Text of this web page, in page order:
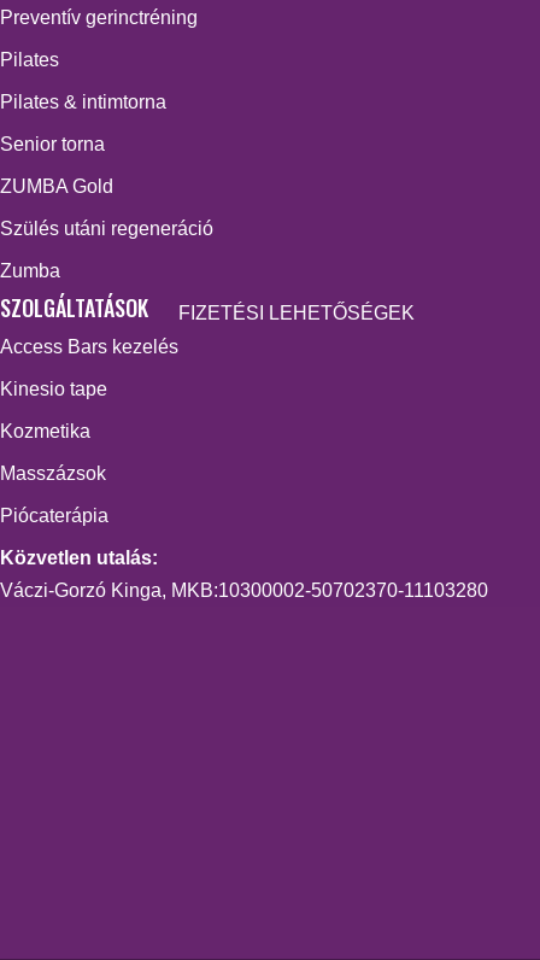
Preventív gerinctréning
Pilates
Pilates & intimtorna
Senior torna
ZUMBA Gold
Szülés utáni regeneráció
Zumba
SZOLGÁLTATÁSOK
Access Bars kezelés
Kinesio tape
Kozmetika
Masszázsok
Piócaterápia
FIZETÉSI LEHETŐSÉGEK
Közvetlen utalás:
Váczi-Gorzó Kinga, MKB:10300002-50702370-11103280